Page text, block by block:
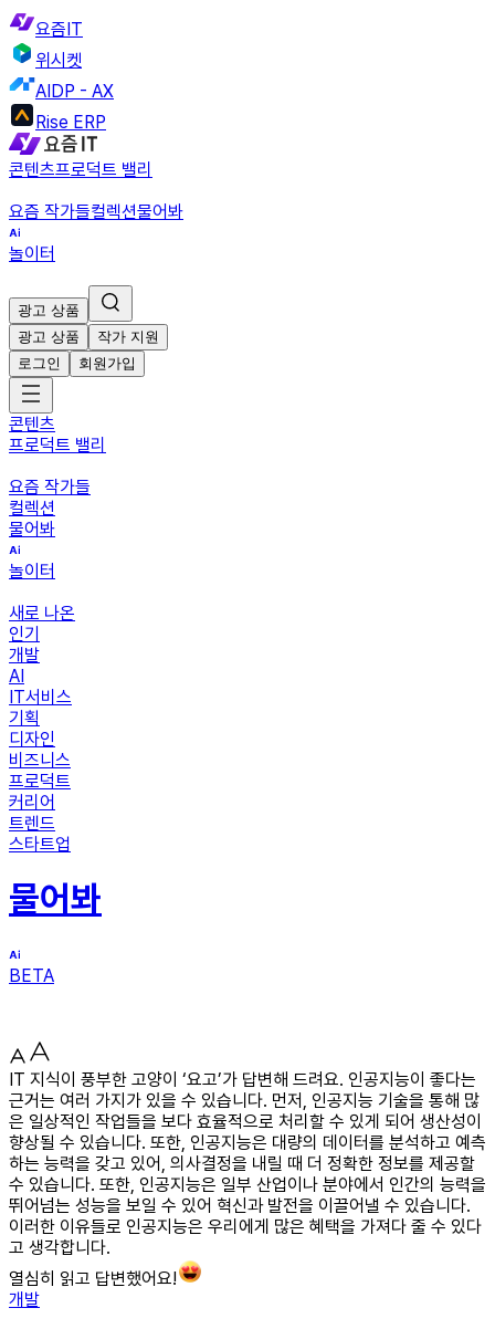
요즘IT
위시켓
AIDP - AX
Rise ERP
콘텐츠프로덕트 밸리
요즘 작가들컬렉션물어봐
놀이터
광고 상품
광고 상품
작가 지원
로그인
회원가입
콘텐츠
프로덕트 밸리
요즘 작가들
컬렉션
물어봐
놀이터
새로 나온
인기
개발
AI
IT서비스
기획
디자인
비즈니스
프로덕트
커리어
트렌드
스타트업
물어봐
BETA
IT 지식이 풍부한 고양이 ‘요고’가 답변해 드려요. 인공지능이 좋다는
근거는 여러 가지가 있을 수 있습니다. 먼저, 인공지능 기술을 통해 많
은 일상적인 작업들을 보다 효율적으로 처리할 수 있게 되어 생산성이
향상될 수 있습니다. 또한, 인공지능은 대량의 데이터를 분석하고 예측
하는 능력을 갖고 있어, 의사결정을 내릴 때 더 정확한 정보를 제공할
수 있습니다. 또한, 인공지능은 일부 산업이나 분야에서 인간의 능력을
뛰어넘는 성능을 보일 수 있어 혁신과 발전을 이끌어낼 수 있습니다.
이러한 이유들로 인공지능은 우리에게 많은 혜택을 가져다 줄 수 있다
고 생각합니다.
열심히 읽고 답변했어요!
개발